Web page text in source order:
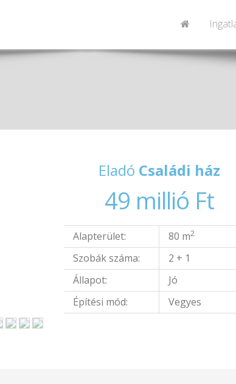
Eladó Családi ház
49 millió Ft
Alapterület: 80 m2
Szobák száma:
2 + 1
Állapot:
Jó
Építési mód:
Vegyes